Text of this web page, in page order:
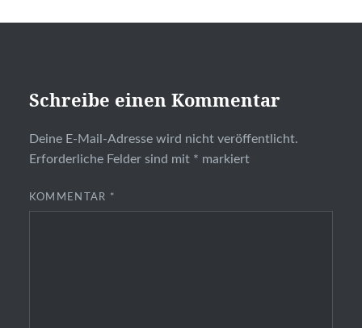
Schreibe einen Kommentar
Deine E-Mail-Adresse wird nicht veröffentlicht.
Erforderliche Felder sind mit * markiert
KOMMENTAR *